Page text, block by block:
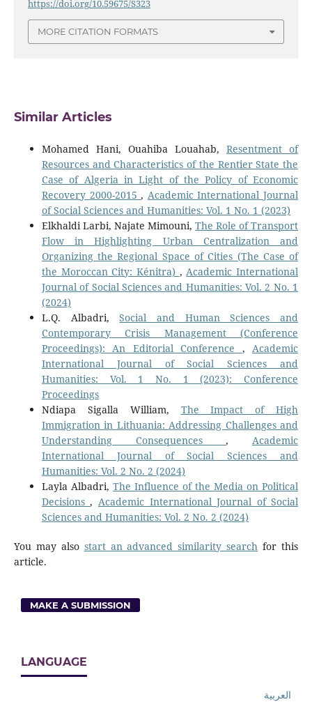
https://doi.org/10.59675/S323
MORE CITATION FORMATS
Similar Articles
Mohamed Hani, Ouahiba Louahab,Resentment of
Resources and Characteristics of the Rentier State the
Case of Algeria in Light of the Policy of Economic
Recovery 2000-2015, Academic International Journal
of Social Sciences and Humanities: Vol. 1 No. 1 (2023)
Elkhaldi Larbi, Najate Mimouni,The Role of Transport
Flow in Highlighting Urban Centralization and
Organizing the Regional Space of Cities (The Case of
the Moroccan City: Kénitra) , Academic International
Journal of Social Sciences and Humanities: Vol. 2 No. 1
(2024)
L.Q. Albadri,Social and Human Sciences and
Contemporary Crisis Management (Conference
Proceedings): An Editorial Conference , Academic
International Journal of Social Sciences and
Humanities: Vol. 1 No. 1 (2023): Conference
Proceedings
Ndiapa Sigalla William, The Impact of High
Immigration in Lithuania: Addressing Challenges and
Understanding Consequences, Academic
International Journal of Social Sciences and
Humanities: Vol. 2 No. 2 (2024)
Layla Albadri, The Influence of the Media on Political
Decisions, Academic International Journal of Social
Sciences and Humanities: Vol. 2 No. 2 (2024)
You may also start an advanced similarity search for this
article.
MAKE A SUBMISSION
LANGUAGE
العربية